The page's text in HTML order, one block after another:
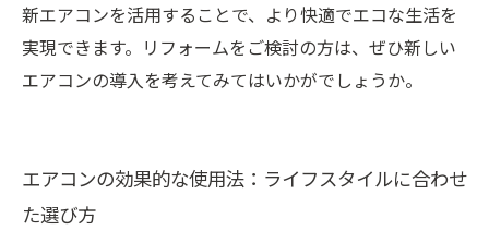
新エアコンを活用することで、より快適でエコな生活を
実現できます。リフォームをご検討の方は、ぜひ新しい
エアコンの導入を考えてみてはいかがでしょうか。
エアコンの効果的な使用法：ライフスタイルに合わせ
た選び方